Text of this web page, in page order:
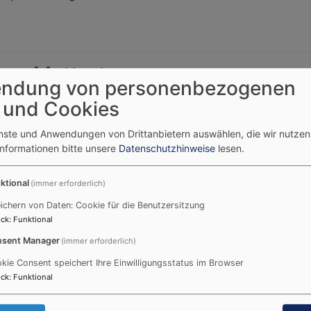
Muttertag
in Tanzen verwandelt.“
2026 fand das Muttertags Konzert der Kantorei unter
Tanzen verwandelt." statt. Aus diesem Grund zog die
in die Kirche ein.
am 7. Mai 2026
Am Donnerstag, 7. Mai 2026 um 18.00 Uhr sind die
denn es ist wieder Zeit für Frauenzeit.
von personenbezogenen
Cookies
und Anwendungen von Drittanbietern auswählen, die wir
bitte unsere Datenschutzhinweise lesen.
(immer erforderlich)
von Daten: Cookie für die Benutzersitzung
: Funktional
Manager (immer erforderlich)
Consent speichert Ihre Einwilligungsstatus im Browser
: Funktional